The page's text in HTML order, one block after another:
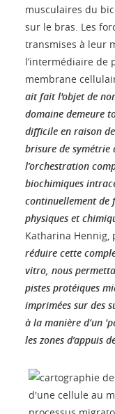
musculaires du
sur le bras. Les
transmises à leur
l’intermédiaire de
membrane
ait fait l'objet de
domaine demeure
difficile en raison
brisure de symétrie
l’orchestration
biochimiques
continuellement de
physiques et
Katharina Hennig,
réduire cette
vitro, nous
pistes protéiques
imprimées sur des
à la manière d’un
les zones d’appuis